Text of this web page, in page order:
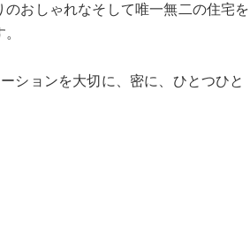
おしゃれなそして唯一無二の住宅を
ションを大切に、密に、ひとつひと